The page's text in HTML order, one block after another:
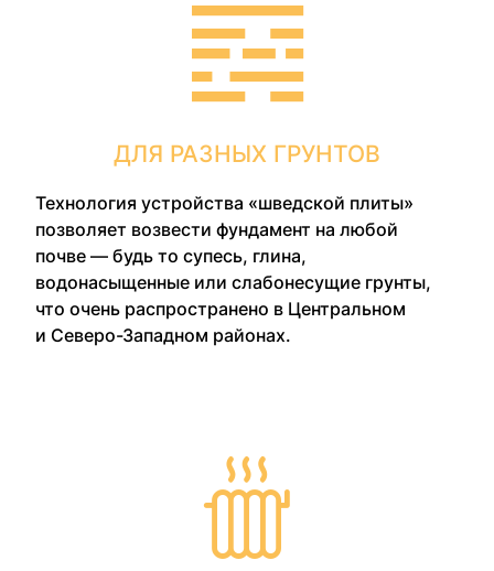
ДЛЯ РАЗНЫХ ГРУНТОВ
Технология устройства «шведской плиты»
позволяет возвести фундамент на любой
почве — будь то супесь, глина,
водонасыщенные или слабонесущие грунты,
что очень распространено в Центральном
и Северо-Западном районах.